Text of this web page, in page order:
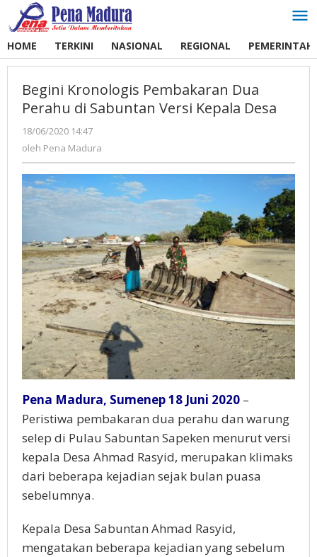
Lewati
ke
HOME TERKINI NASIONAL REGIONAL
Begini Kronologis Pembakaran Dua
Perahu di Sabuntan Versi Kepala Desa
18/06/2020 14:47
Pena
oleh Pena Madura
Pena Madura, Sumenep 18 Juni 2020 –
Peristiwa pembakaran dua perahu dan warung
selep di Pulau Sabuntan Sapeken menurut versi
kepala Desa Ahmad Rasyid, merupakan klimaks
dari beberapa kejadian sejak bulan puasa
sebelumnya.
Kepala Desa Sabuntan Ahmad Rasyid,
mengatakan beberapa kejadian yang sebelum